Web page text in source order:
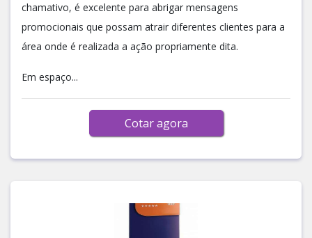
chamativo, é excelente para abrigar mensagens
promocionais que possam atrair diferentes clientes para a
área onde é realizada a ação propriamente dita.
Em espaço...
Cotar agora